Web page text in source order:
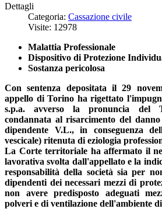
Dettagli
Categoria: Cassazione civile
Visite: 12978
Malattia Professionale
Dispositivo di Protezione
Sostanza pericolosa
Con sentenza depositata il 29
appello di Torino ha rigettato
s.p.a. avverso la pronuncia del
condannata al risarcimento del
dipendente V.L., in conseguenza
vescicale) ritenuta di eziologia
La Corte territoriale ha affermato il
lavorativa svolta dall'appellato e la
responsabilità della società sia per
dipendenti dei necessari mezzi di
non avere predisposto adeguati
polveri e di ventilazione dell'ambiente